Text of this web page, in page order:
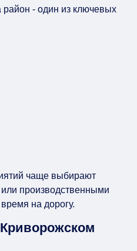
район - один из ключевых
чаще выбирают
производственными
на дорогу.